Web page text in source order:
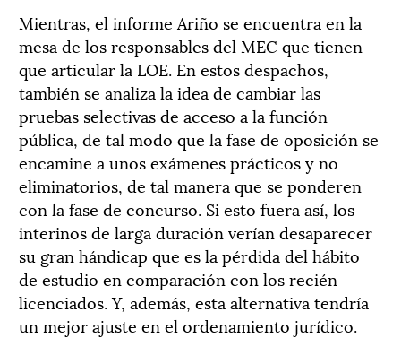
Mientras, el informe Ariño se encuentra en la
mesa de los responsables del MEC que tienen
que articular la LOE. En estos despachos,
también se analiza la idea de cambiar las
pruebas selectivas de acceso a la función
pública, de tal modo que la fase de oposición se
encamine a unos exámenes prácticos y no
eliminatorios, de tal manera que se ponderen
con la fase de concurso. Si esto fuera así, los
interinos de larga duración verían desaparecer
su gran hándicap que es la pérdida del hábito
de estudio en comparación con los recién
licenciados. Y, además, esta alternativa tendría
un mejor ajuste en el ordenamiento jurídico.